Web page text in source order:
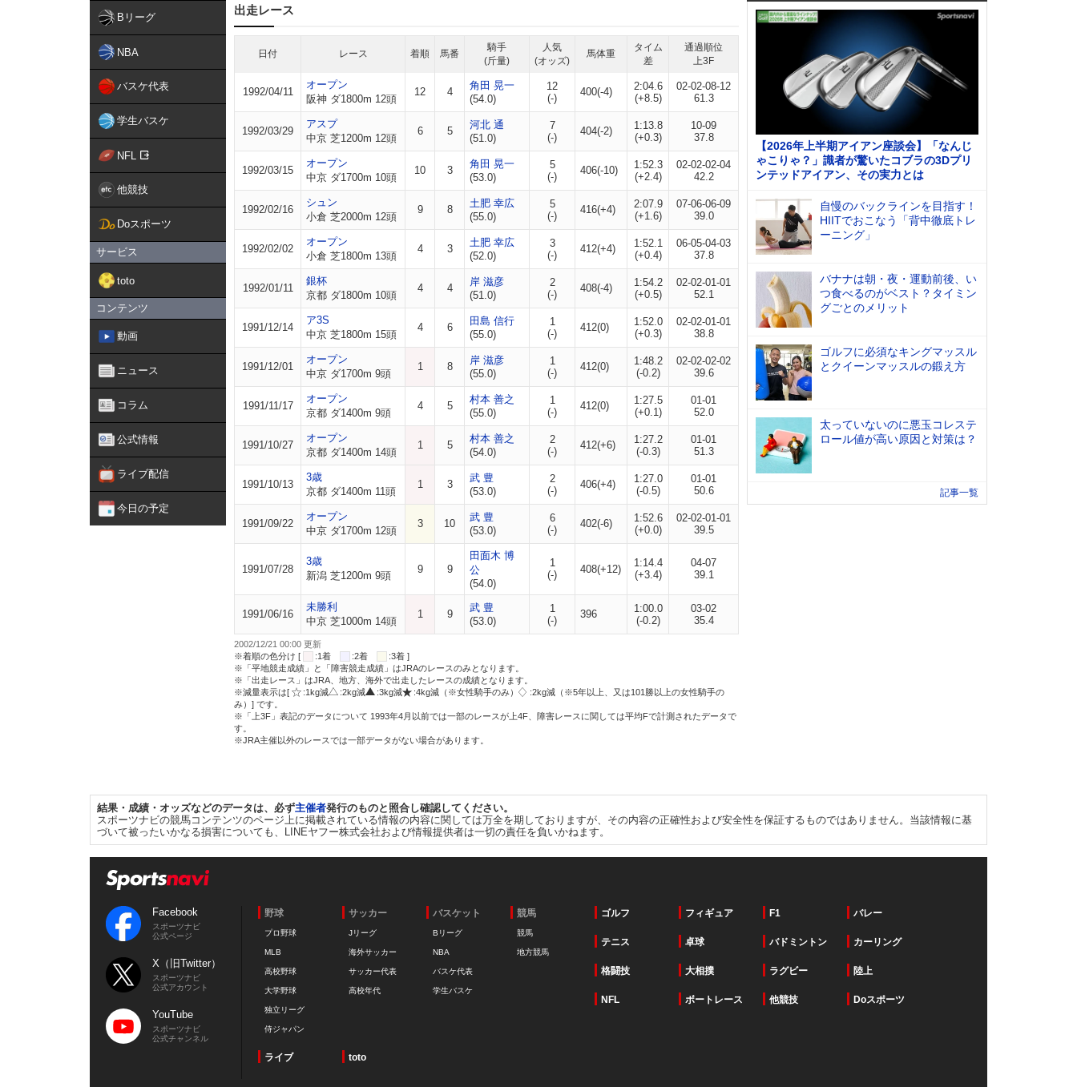
Bリーグ
NBA
バスケ代表
学生バスケ
NFL
他競技
Doスポーツ
サービス
toto
コンテンツ
動画
ニュース
コラム
公式情報
ライブ配信
今日の予定
出走レース
日付 レース 着順 馬番
騎手
(斤量)
人気
(オッズ)
馬体重
タイム
差
通過順位
上3F
1992/04/11
オープン
阪神 ダ1800m 12頭
12 4
角田 晃一
(54.0)
12
(-)
400(-4)
2:04.6
(+8.5)
02-02-08-12
61.3
1992/03/29
アスプ
中京 芝1200m 12頭
6 5
河北 通
(51.0)
7
(-)
404(-2)
1:13.8
(+0.3)
10-09
37.8
1992/03/15
オープン
中京 ダ1700m 10頭
10 3
角田 晃一
(53.0)
5
(-)
406(-10)
1:52.3
(+2.4)
02-02-02-04
42.2
1992/02/16
シュン
小倉 芝2000m 12頭
9 8
土肥 幸広
(55.0)
5
(-)
416(+4)
2:07.9
(+1.6)
07-06-06-09
39.0
1992/02/02
オープン
小倉 芝1800m 13頭
4 3
土肥 幸広
(52.0)
3
(-)
412(+4)
1:52.1
(+0.4)
06-05-04-03
37.8
1992/01/11
銀杯
京都 ダ1800m 10頭
4 4
岸 滋彦
(51.0)
2
(-)
408(-4)
1:54.2
(+0.5)
02-02-01-01
52.1
1991/12/14
ア3S
中京 芝1800m 15頭
4 6
田島 信行
(55.0)
1
(-)
412(0)
1:52.0
(+0.3)
02-02-01-01
38.8
1991/12/01
オープン
中京 ダ1700m 9頭
1 8
岸 滋彦
(55.0)
1
(-)
412(0)
1:48.2
(-0.2)
02-02-02-02
39.6
1991/11/17
オープン
京都 ダ1400m 9頭
4 5
村本 善之
(55.0)
1
(-)
412(0)
1:27.5
(+0.1)
01-01
52.0
1991/10/27
オープン
京都 ダ1400m 14頭
1 5
村本 善之
(54.0)
2
(-)
412(+6)
1:27.2
(-0.3)
01-01
51.3
1991/10/13
3歳
京都 ダ1400m 11頭
1 3
武 豊
(53.0)
2
(-)
406(+4)
1:27.0
(-0.5)
01-01
50.6
1991/09/22
オープン
中京 ダ1700m 12頭
3 10
武 豊
(53.0)
6
(-)
402(-6)
1:52.6
(+0.0)
02-02-01-01
39.5
1991/07/28
3歳
新潟 芝1200m 9頭
9 9
田面木 博
公
(54.0)
1
(-)
408(+12)
1:14.4
(+3.4)
04-07
39.1
1991/06/16
未勝利
中京 芝1000m 14頭
1 9
武 豊
(53.0)
1
(-)
396
1:00.0
(-0.2)
03-02
35.4
2002/12/21 00:00 更新
※着順の色分け [
:1着 :2着
:3着 ]
※「平地競走成績」と「障害競走成績」はJRAのレースのみとなります。
※「出走レース」はJRA、地方、海外で出走したレースの成績となります。
※減量表示は[
:1kg減 :2kg減 :3kg減 :4kg減（※女性騎手のみ）
:2kg減（※5年以上、又は101勝以上の女性騎手の
み）] です。
※「上3F」表記のデータについて 1993年4月以前では一部のレースが上4F、障害レースに関しては平均Fで計測されたデータで
す。
※JRA主催以外のレースでは一部データがない場合があります。
【2026年上半期アイアン座談会】「なんじ
ゃこりゃ？」識者が驚いたコブラの3Dプリ
ンテッドアイアン、その実力とは
自慢のバックラインを目指す！
HIITでおこなう「背中徹底トレ
ーニング」
バナナは朝・夜・運動前後、い
つ食べるのがベスト？タイミン
グごとのメリット
ゴルフに必須なキングマッスル
とクイーンマッスルの鍛え方
太っていないのに悪玉コレステ
ロール値が高い原因と対策は？
記事一覧
結果・成績・オッズなどのデータは、必ず主催者発行のものと照合し確認してください。
スポーツナビの競馬コンテンツのページ上に掲載されている情報の内容に関しては万全を期しておりますが、その内容の正確性および安全性を保証するものではありません。当該情報に基
づいて被ったいかなる損害についても、LINEヤフー株式会社および情報提供者は一切の責任を負いかねます。
Facebook
スポーツナビ
公式ページ
X（旧Twitter）
スポーツナビ
公式アカウント
YouTube
スポーツナビ
公式チャンネル
野球
プロ野球
MLB
高校野球
大学野球
独立リーグ
侍ジャパン
サッカー
Jリーグ
海外サッカー
サッカー代表
高校年代
バスケット
Bリーグ
NBA
バスケ代表
学生バスケ
競馬
競馬
地方競馬
ゴルフ フィギュア F1 バレー
テニス 卓球 バドミントン カーリング
格闘技 大相撲 ラグビー 陸上
NFL ボートレース 他競技 Doスポーツ
ライブ toto